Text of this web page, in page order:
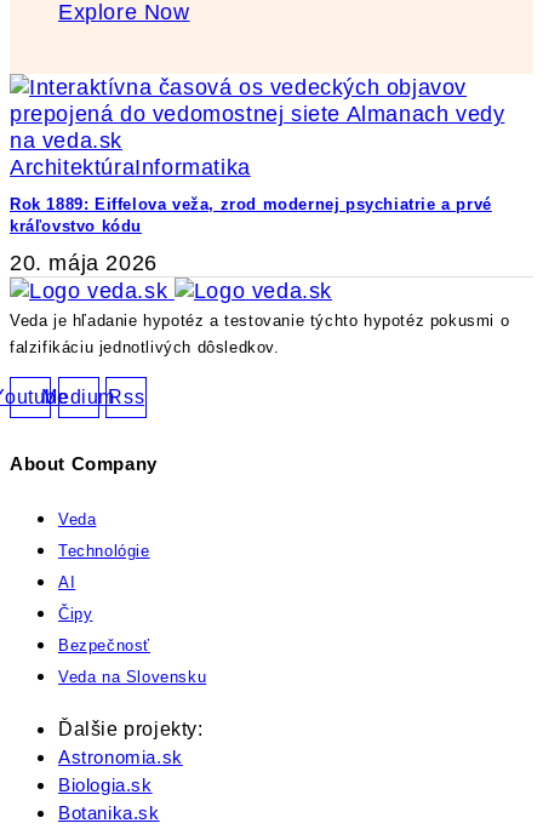
Explore Now
ArchitektúraInformatika
Rok 1889: Eiffelova veža, zrod modernej psychiatrie a prvé
kráľovstvo kódu
20. mája 2026
Veda je hľadanie hypotéz a testovanie týchto hypotéz pokusmi o
falzifikáciu jednotlivých dôsledkov.
MediumRss
About Company
Veda
Technológie
AI
Čipy
Bezpečnosť
Veda na Slovensku
Ďalšie projekty:
Astronomia.sk
Biologia.sk
Botanika.sk